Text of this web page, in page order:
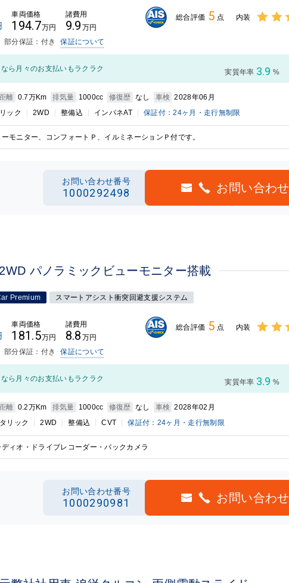
車両価格
194.7万円
諸費用
9.9 万円
総合評価 5 点 内装
部分保証：付き 保証について
ら月々のお支払いもラクラク 実質年率 3.9 %
離 0.7万Km 排気量 1000cc 修復歴 なし 車検 2028年06月
ック
2WD 整備込 インパネAT 保証付：24ヶ月・走行無制限
モニター、コンフォートＰ、イルミネーションＰ付です。
お問い合わせ番号
1000292498 お問い合わせ
パノラミックビューモニター搭載
Premium スマートアシスト衝突回避支援システム
車両価格
181.5万円
諸費用
8.8 万円
総合評価 5 点 内装
部分保証：付き 保証について
ら月々のお支払いもラクラク 実質年率 3.9 %
離 0.2万Km 排気量 1000cc 修復歴 なし 車検 2028年02月
リック
2WD 整備込 CVT 保証付：24ヶ月・走行無制限
ィオ・ドライブレコーダー・バックカメラ
お問い合わせ番号
1000290981 お問い合わせ